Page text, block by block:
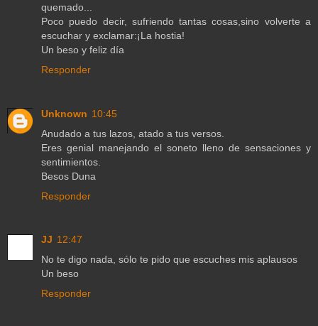
quemado...
Poco puedo decir, sufriendo tantas cosas,sino volverte a
escuchar y exclamar:¡La hostia!
Un beso y feliz día
Responder
Unknown 10:45
Anudado a tus lazos, atado a tus versos.
Eres genial manejando el soneto lleno de sensaciones y
sentimientos.
Besos Duna
Responder
JJ 12:47
No te digo nada, sólo te pido que escuches mis aplausos
Un beso
Responder